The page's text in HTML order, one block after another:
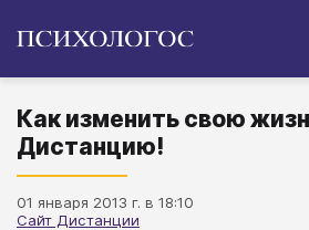
Как изменить свою
Дистанцию!
01 января 2013 г. в 18:10
Сайт Дистанции